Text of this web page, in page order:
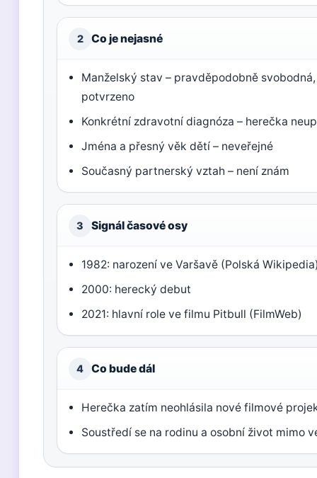
2 Co je nejasné
Manželský stav – pravděpodobně
potvrzeno
Konkrétní zdravotní diagnóza – herečka
Jména a přesný věk dětí – neveřejné
Současný partnerský vztah – není znám
3 Signál časové osy
1982: narození ve Varšavě (Polská
2000: herecký debut
2021: hlavní role ve filmu Pitbull (FilmWeb)
4 Co bude dál
Herečka zatím neohlásila nové filmové
Soustředí se na rodinu a osobní život mimo